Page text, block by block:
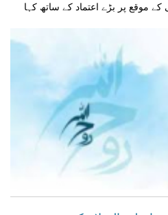
کی 34 ویں برسی کے موقع پر بڑے اعتماد کے ساتھ کہا